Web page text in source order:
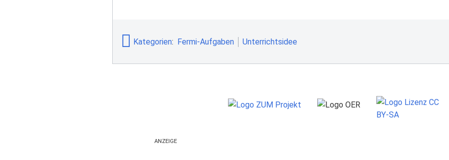
Kategorien: Fermi-Aufgaben Unterrichtsidee
ANZEIGE